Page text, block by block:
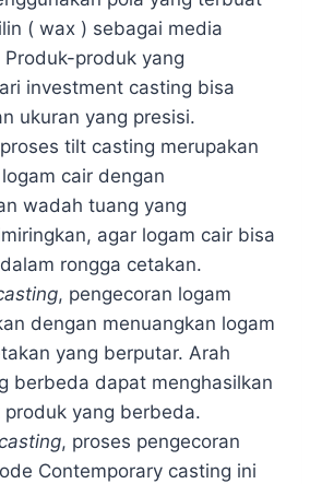
( wax ) sebagai media
produk yang
investment casting bisa
ukuran yang presisi.
tilt casting merupakan
cair dengan
wadah tuang yang
agar logam cair bisa
rongga cetakan.
, pengecoran logam
dengan menuangkan logam
yang berputar. Arah
berbeda dapat menghasilkan
yang berbeda.
, proses pengecoran
Contemporary casting ini